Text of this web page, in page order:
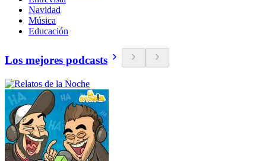
Navidad
Música
Educación
Los mejores podcasts